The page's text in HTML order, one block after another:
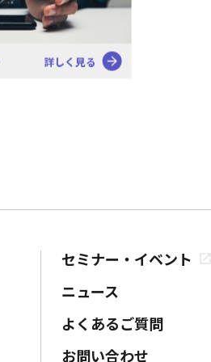
詳しく見る
セミナー・イベント
ニュース
よくあるご質問
お問い合わせ